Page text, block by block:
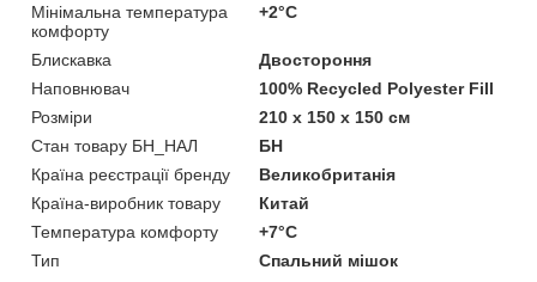
Мінімальна температура
комфорту
+2°C
Блискавка
Двостороння
Наповнювач
100% Recycled Polyester Fill
Розміри
210 х 150 х 150 см
Стан товару БН_НАЛ
БН
Країна реєстрації бренду
Великобританія
Країна-виробник товару
Китай
Температура комфорту
+7°C
Тип
Спальний мішок